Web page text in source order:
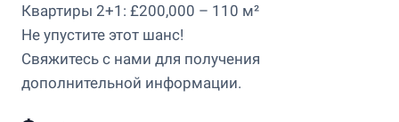
Квартиры 2+1: £200,000 – 110 м²
Не упустите этот шанс!
Свяжитесь с нами для получения
дополнительной информации.